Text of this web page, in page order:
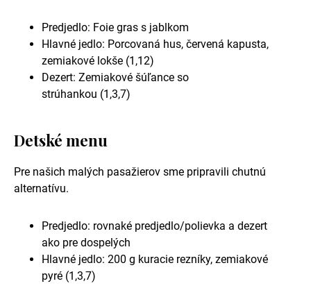
Predjedlo: Foie gras s jablkom
Hlavné jedlo: Porcovaná hus, červená kapusta,
zemiakové lokše (1,12)
Dezert: Zemiakové šúľance so
strúhankou (1,3,7)
Detské menu
Pre našich malých pasažierov sme pripravili chutnú
alternatívu.
Predjedlo: rovnaké predjedlo/polievka a dezert
ako pre dospelých
Hlavné jedlo: 200 g kuracie rezníky, zemiakové
pyré (1,3,7)